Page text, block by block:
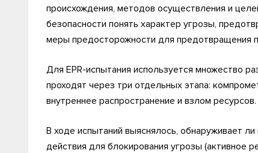
происхождения, методов осуществления и
безопасности понять характер угрозы,
меры предосторожности для предотвращения
Для EPR-испытания используется множество
проходят через три отдельных этапа:
внутреннее распространение и взлом ресурсов.
В ходе испытаний выяснялось, обнаруживает
действия для блокирования угрозы (активное